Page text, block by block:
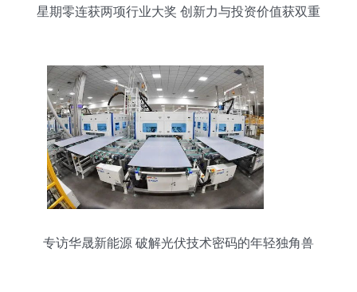
星期零连获两项行业大奖 创新力与投资价值获双重
专访华晟新能源 破解光伏技术密码的年轻独角兽